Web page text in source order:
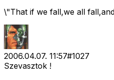
\"That if we fall,we all
2006.04.07. 11:57#1027
Szevasztok !